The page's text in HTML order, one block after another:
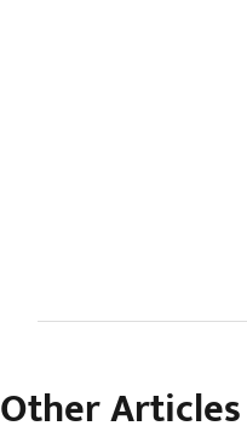
Other Articles